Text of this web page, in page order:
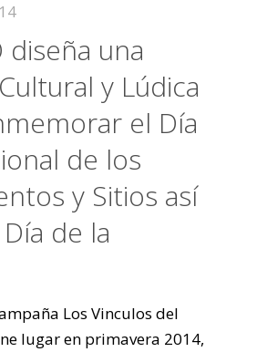
diseña una
y Lúdica
el Día
de los
y Sitios así
de la
Los Vinculos del
lugar en primavera 2014,